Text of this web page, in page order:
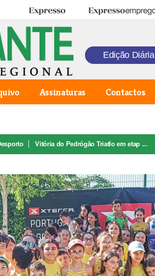
Expresso Expresso Emprego
Edição Diária
Assinaturas Contactos
Vitória do Pedrógão Triatlo em etap ...